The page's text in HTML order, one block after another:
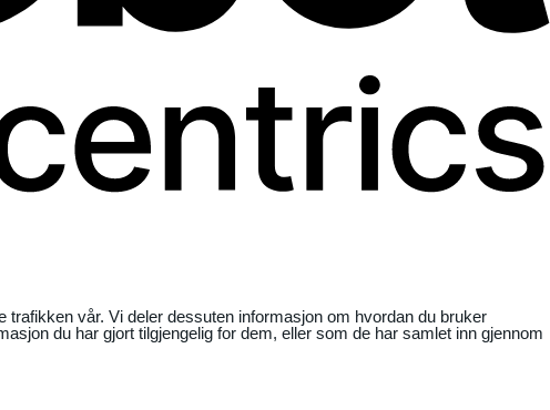
vår. Vi deler dessuten informasjon om hvordan du bruker
du har gjort tilgjengelig for dem, eller som de har samlet inn gjennom